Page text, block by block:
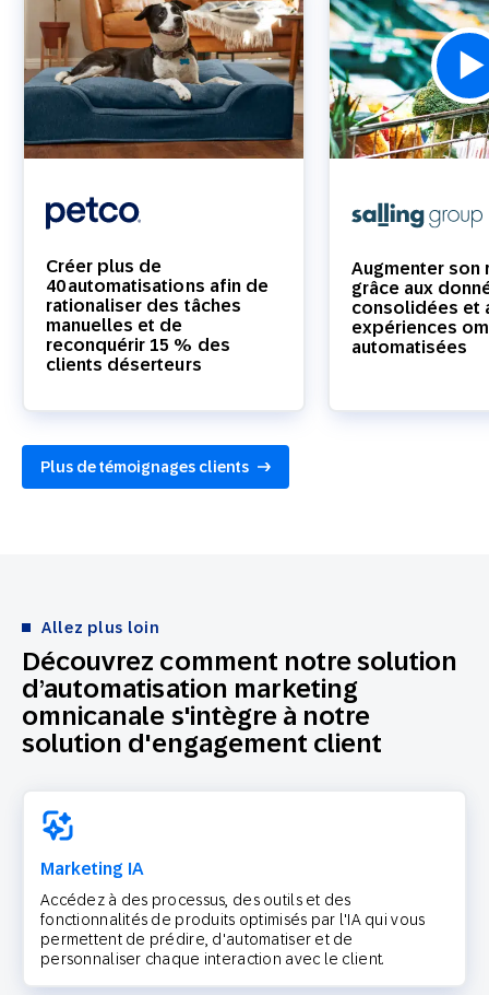
Créer plus de
40 automatisations afin de
rationaliser des tâches
manuelles et de
reconquérir 15 % des
clients déserteurs
Augmenter son
grâce aux
consolidées et
expériences
automatisées
Plus de témoignages clients
Découvrez comment notre solution
d’automatisation marketing
omnicanale s'intègre à notre
solution d'engagement client
Allez plus loin
Marketing IA
Accédez à des processus, des outils et des
fonctionnalités de produits optimisés par l'IA qui vous
permettent de prédire, d'automatiser et de
personnaliser chaque interaction avec le client.